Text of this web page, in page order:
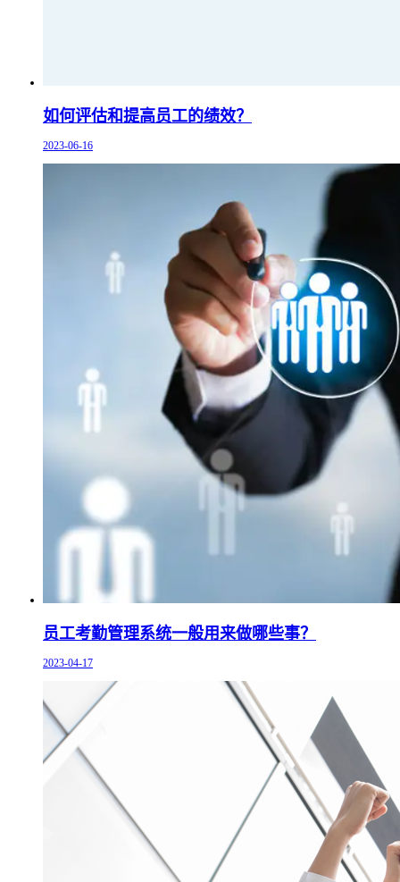
如何评估和提高员工的绩效？
2023-06-16
员工考勤管理系统一般用来做哪些事？
2023-04-17